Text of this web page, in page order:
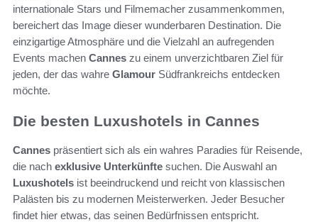
internationale Stars und Filmemacher zusammenkommen,
bereichert das Image dieser wunderbaren Destination. Die
einzigartige Atmosphäre und die Vielzahl an aufregenden
Events machen Cannes zu einem unverzichtbaren Ziel für
jeden, der das wahre Glamour Südfrankreichs entdecken
möchte.
Die besten Luxushotels in Cannes
Cannes präsentiert sich als ein wahres Paradies für Reisende,
die nach exklusive Unterkünfte suchen. Die Auswahl an
Luxushotels ist beeindruckend und reicht von klassischen
Palästen bis zu modernen Meisterwerken. Jeder Besucher
findet hier etwas, das seinen Bedürfnissen entspricht.